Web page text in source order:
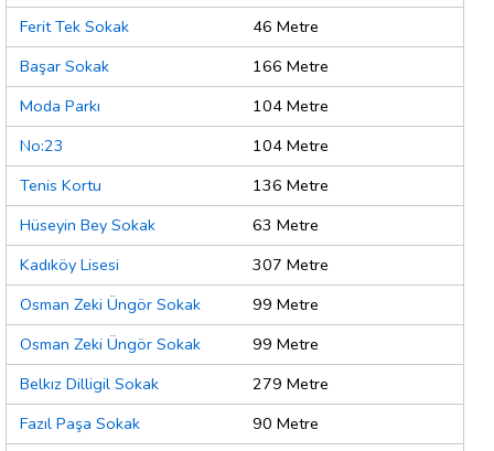
Ferit Tek Sokak
46 Metre
Başar Sokak
166 Metre
Moda Parkı
104 Metre
No:23
104 Metre
Tenis Kortu
136 Metre
Hüseyin Bey Sokak
63 Metre
Kadıköy Lisesi
307 Metre
Osman Zeki Üngör Sokak
99 Metre
Osman Zeki Üngör Sokak
99 Metre
Belkız Dilligil Sokak
279 Metre
Fazıl Paşa Sokak
90 Metre